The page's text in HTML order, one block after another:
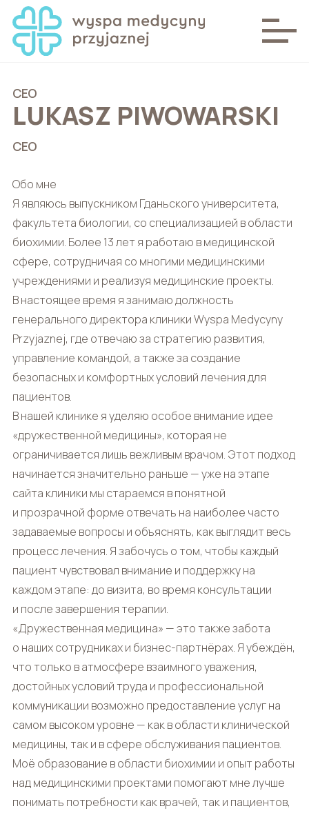
CEO
LUKASZ PIWOWARSKI
CEO
Обо мне
Я являюсь выпускником Гданьского университета,
факультета биологии, со специализацией в области
биохимии. Более 13 лет я работаю в медицинской
сфере, сотрудничая со многими медицинскими
учреждениями и реализуя медицинские проекты.
В настоящее время я занимаю должность
генерального директора клиники Wyspa Medycyny
Przyjaznej, где отвечаю за стратегию развития,
управление командой, а также за создание
безопасных и комфортных условий лечения для
пациентов.
В нашей клинике я уделяю особое внимание идее
«дружественной медицины», которая не
ограничивается лишь вежливым врачом. Этот подход
начинается значительно раньше — уже на этапе
сайта клиники мы стараемся в понятной
и прозрачной форме отвечать на наиболее часто
задаваемые вопросы и объяснять, как выглядит весь
процесс лечения. Я забочусь о том, чтобы каждый
пациент чувствовал внимание и поддержку на
каждом этапе: до визита, во время консультации
и после завершения терапии.
«Дружественная медицина» — это также забота
о наших сотрудниках и бизнес-партнёрах. Я убеждён,
что только в атмосфере взаимного уважения,
достойных условий труда и профессиональной
коммуникации возможно предоставление услуг на
самом высоком уровне — как в области клинической
медицины, так и в сфере обслуживания пациентов.
Моё образование в области биохимии и опыт работы
над медицинскими проектами помогают мне лучше
понимать потребности как врачей, так и пациентов,